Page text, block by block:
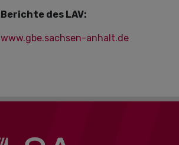
Berichte des LAV:
www.gbe.sachsen-anhalt.de